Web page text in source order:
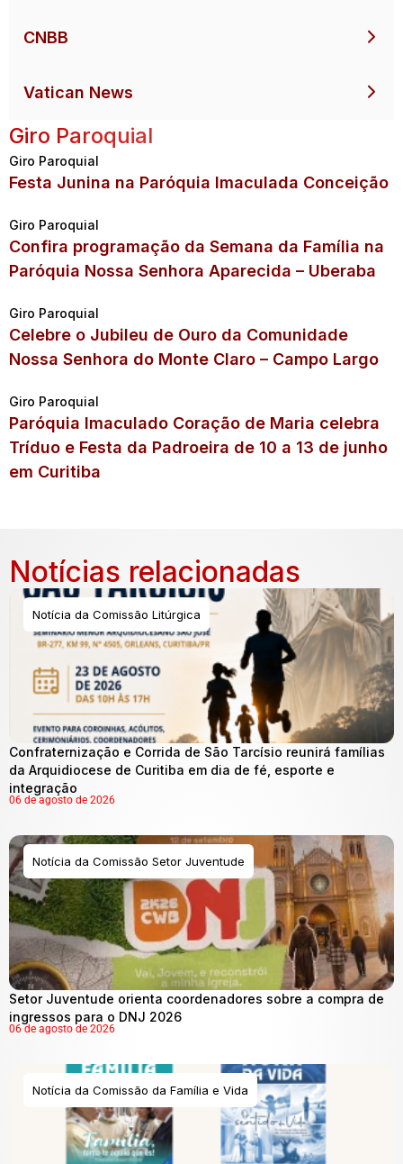
CNBB
Vatican News
Giro Paroquial
Giro Paroquial
Festa Junina na Paróquia Imaculada Conceição
Giro Paroquial
Confira programação da Semana da Família na
Paróquia Nossa Senhora Aparecida – Uberaba
Giro Paroquial
Celebre o Jubileu de Ouro da Comunidade
Nossa Senhora do Monte Claro – Campo Largo
Giro Paroquial
Paróquia Imaculado Coração de Maria celebra
Tríduo e Festa da Padroeira de 10 a 13 de junho
em Curitiba
Notícias relacionadas
Notícia da Comissão Litúrgica
Confraternização e Corrida de São Tarcísio reunirá famílias
da Arquidiocese de Curitiba em dia de fé, esporte e
integração
06 de agosto de 2026
Notícia da Comissão Setor Juventude
Setor Juventude orienta coordenadores sobre a compra de
ingressos para o DNJ 2026
06 de agosto de 2026
Notícia da Comissão da Família e Vida